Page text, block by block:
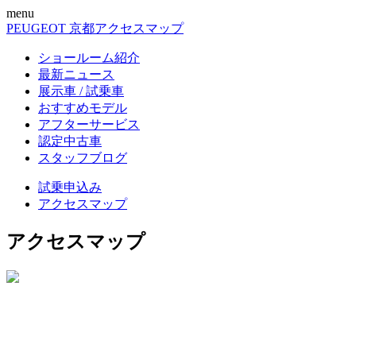
menu
PEUGEOT 京都アクセスマップ
ショールーム紹介
最新ニュース
展示車 / 試乗車
おすすめモデル
アフターサービス
認定中古車
スタッフブログ
試乗申込み
アクセスマップ
アクセスマップ